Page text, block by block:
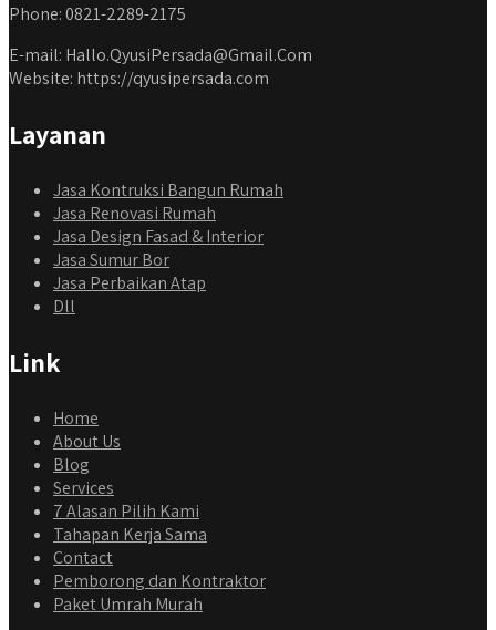
Phone: 0821-2289-2175
E-mail: Hallo.QyusiPersada@Gmail.Com
Website: https://qyusipersada.com
Layanan
Jasa Kontruksi Bangun Rumah
Jasa Renovasi Rumah
Jasa Design Fasad & Interior
Jasa Sumur Bor
Jasa Perbaikan Atap
Dll
Link
Home
About Us
Blog
Services
7 Alasan Pilih Kami
Tahapan Kerja Sama
Contact
Pemborong dan Kontraktor
Paket Umrah Murah